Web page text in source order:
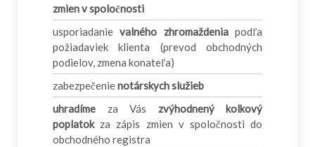
zmien v spoločnosti
usporiadanievalného zhromaždeniapodľa
požiadaviek klienta (prevod obchodných
podielov, zmena konateľa)
zabezpečenienotárskych služieb
uhradíme za Vás zvýhodnený kolkový
poplatokza zápis zmien v spoločnosti do
obchodného registra